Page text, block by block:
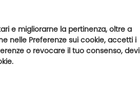
e migliorarne la pertinenza, oltre a
nelle Preferenze sui cookie, accetti i
o revocare il tuo consenso, devi